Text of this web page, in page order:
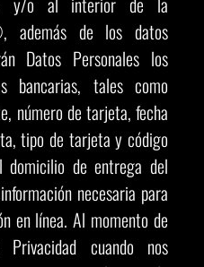
además de los datos
Datos Personales los
bancarias, tales como
número de tarjeta, fecha
tipo de tarjeta y código
domicilio de entrega del
necesaria para
en línea. Al momento de
cuando nos